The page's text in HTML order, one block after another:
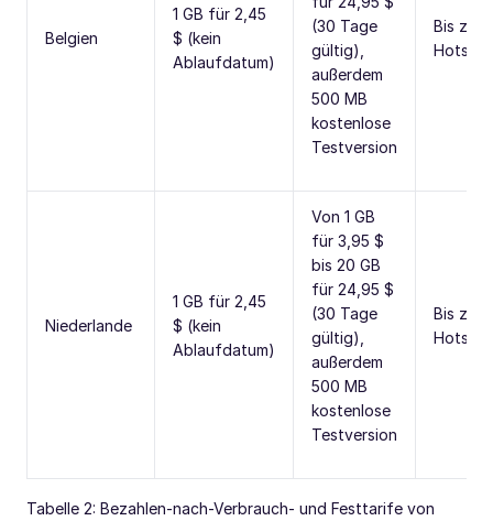
Belgien
1 GB für 2,45
$ (kein
Ablaufdatum)
(30 Tage
gültig),
außerdem
500 MB
kostenlose
Testversion
Bis zu
Niederlande
1 GB für 2,45
$ (kein
Ablaufdatum)
Von 1 GB
für 3,95 $
bis 20 GB
für 24,95 $
(30 Tage
gültig),
außerdem
500 MB
kostenlose
Testversion
Bis zu
Tabelle 2: Bezahlen-nach-Verbrauch- und Festtarife von